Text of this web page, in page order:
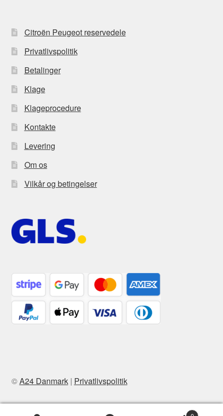
Citroën Peugeot reservedele
Privatlivspolitik
Betalinger
Klage
Klageprocedure
Kontakte
Levering
Om os
Vilkår og betingelser
©A24 Danmark| Privatlivspolitik